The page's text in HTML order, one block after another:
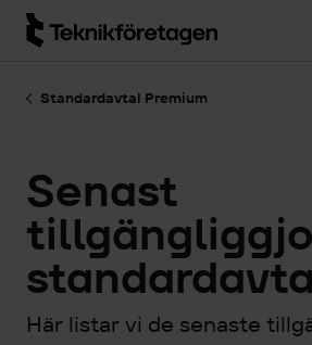
Hoppa till huvudinnehåll
Standardavtal Premium
Senast
Här listar vi de senaste